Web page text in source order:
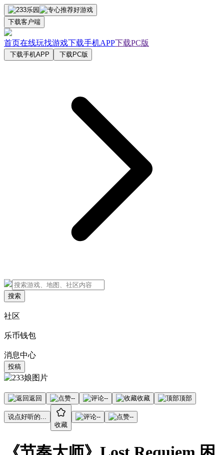
下载客户端
首页在线玩找游戏下载手机APP下载PC版
下载手机APP 下载PC版
搜索
社区
乐币钱包
消息中心
投稿
返回 -- -- 收藏 顶部
说点好听的...
收藏
-- --